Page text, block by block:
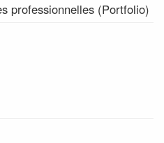
professionnelles (Portfolio)